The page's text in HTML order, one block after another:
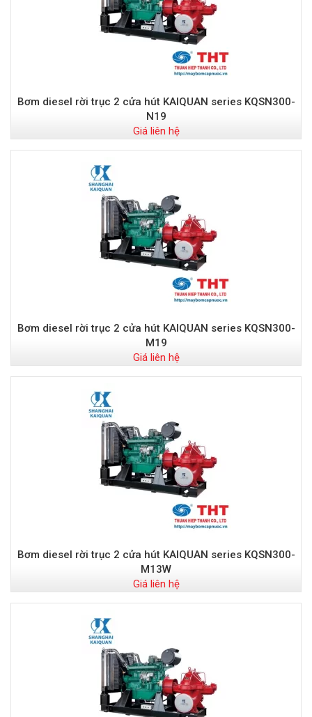
Bơm diesel rời trục 2 cửa hút KAIQUAN series KQSN300-
N19
Giá liên hệ
Bơm diesel rời trục 2 cửa hút KAIQUAN series KQSN300-
M19
Giá liên hệ
Bơm diesel rời trục 2 cửa hút KAIQUAN series KQSN300-
M13W
Giá liên hệ